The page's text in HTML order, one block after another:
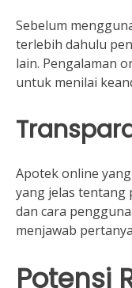
Sebelum
terlebih dahulu
lain. Pengalaman
untuk menilai
Apotek online
yang jelas tentang
dan cara
menjawab
Potensi